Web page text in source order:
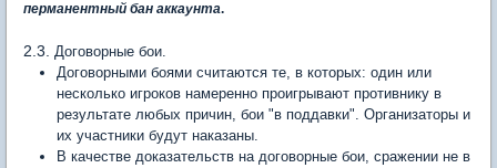
перманентный бан аккаунта.
2.3. Договорные бои.
Договорными боями считаются те, в которых: один или
несколько игроков намеренно проигрывают противнику в
результате любых причин, бои "в поддавки". Организаторы и
их участники будут наказаны.
В качестве доказательств на договорные бои, сражении не в